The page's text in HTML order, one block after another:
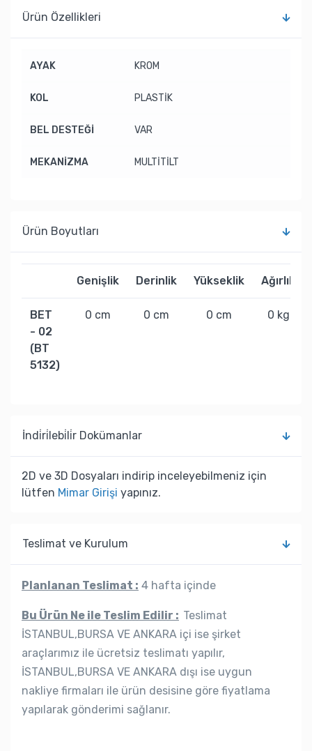
Ürün Özellikleri
AYAK KROM
KOL PLASTİK
BEL DESTEĞİ VAR
MEKANİZMA MULTİTİLT
Ürün Boyutları
Genişlik Derinlik Yükseklik Ağırlık
BET
- 02
(BT
5132)
0 cm 0 cm 0 cm 0 kg
İndi̇ri̇lebi̇li̇r Dokümanlar
2D ve 3D Dosyaları indirip inceleyebilmeniz için
lütfen Mimar Girişi yapınız.
Teslimat ve Kurulum
Planlanan Teslimat : 4 hafta içinde
Bu Ürün Ne ile Teslim Edilir : Teslimat
İSTANBUL,BURSA VE ANKARA içi ise şirket
araçlarımız ile ücretsiz teslimatı yapılır,
İSTANBUL,BURSA VE ANKARA dışı ise uygun
nakliye firmaları ile ürün desisine göre fiyatlama
yapılarak gönderimi sağlanır.